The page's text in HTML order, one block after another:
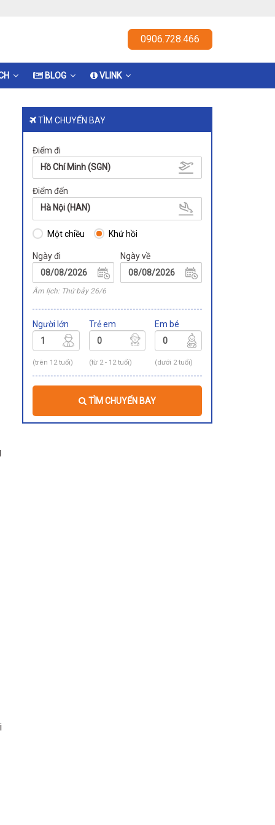
0906.728.466
BLOG VLINK
TÌM CHUYẾN BAY
Điểm đi
Hồ Chí Minh (SGN)
Điểm đến
Hà Nội (HAN)
Một chiều Khứ hồi
Ngày đi
Âm lịch: Thứ bảy 26/6
Ngày về
Người lớn
(trên 12 tuổi)
Trẻ em
(từ 2 - 12 tuổi)
Em bé
(dưới 2 tuổi)
TÌM CHUYẾN BAY